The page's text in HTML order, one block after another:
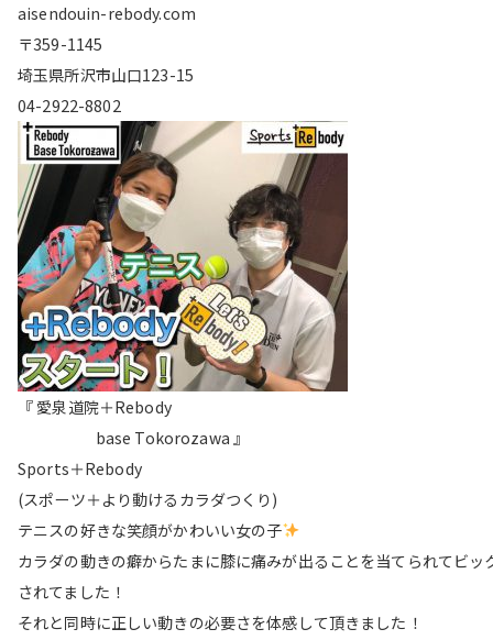
aisendouin-rebody.com
〒359-1145
埼玉県所沢市山口123-15
04-2922-8802
『 愛泉道院＋Rebody
base Tokorozawa 』
Sports＋Rebody
(スポーツ＋より動けるカラダつくり)
テニスの好きな笑顔がかわいい女の子
カラダの動きの癖からたまに膝に痛みが出ることを当てられてビッ
されてました！
それと同時に正しい動きの必要さを体感して頂きました！